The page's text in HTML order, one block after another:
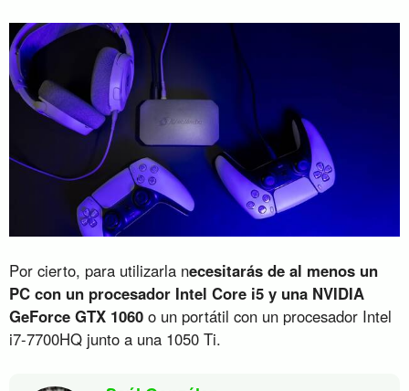
Por cierto, para utilizarla necesitarás de al menos un
PC con un procesador Intel Core i5 y una NVIDIA
GeForce GTX 1060 o un portátil con un procesador Intel
i7-7700HQ junto a una 1050 Ti.